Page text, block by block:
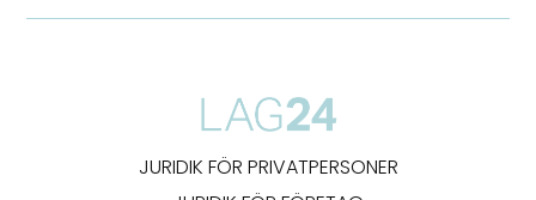
JURIDIK FÖR PRIVATPERSONER